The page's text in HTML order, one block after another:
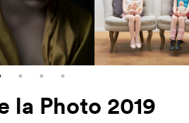
la Photo 2019